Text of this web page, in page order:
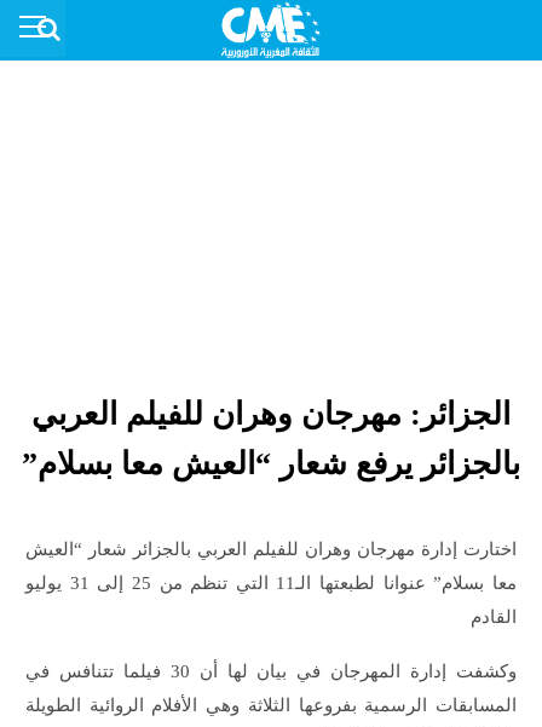
الجزائر: مهرجان وهران للفيلم العربي
بالجزائر يرفع شعار “العيش معا بسلام”
اختارت إدارة مهرجان وهران للفيلم العربي بالجزائر شعار “العيش
معا بسلام” عنوانا لطبعتها الـ11 التي تنظم من 25 إلى 31 يوليو
القادم
وكشفت إدارة المهرجان في بيان لها أن 30 فيلما تتنافس في
المسابقات الرسمية بفروعها الثلاثة وهي الأفلام الروائية الطويلة